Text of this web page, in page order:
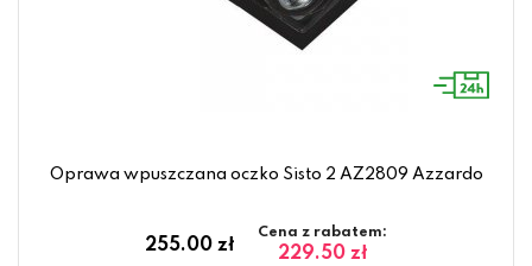
Oprawa wpuszczana oczko Sisto 2 AZ2809 Azzardo
255.00 zł
Cena z rabatem:
229.50 zł